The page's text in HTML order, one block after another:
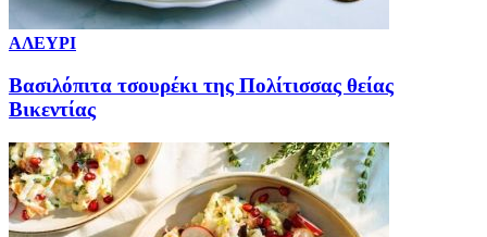
ΑΛΕΥΡΙ
Βασιλόπιτα τσουρέκι της Πολίτισσας θείας
Βικεντίας